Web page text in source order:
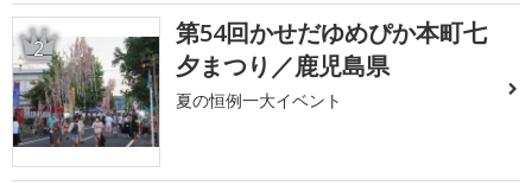
2
第54回かせだゆめぴか本町七
夕まつり／鹿児島県
夏の恒例一大イベント